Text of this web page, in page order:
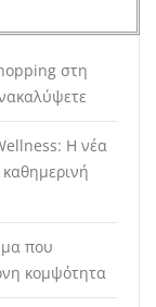
στη
Η νέα
που
κομψότητα